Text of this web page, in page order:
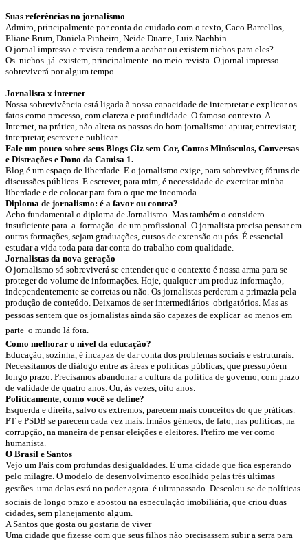
Suas referências no jornalismo
Admiro, principalmente por conta do cuidado com o texto, Caco Barcellos,
Eliane Brum, Daniela Pinheiro, Neide Duarte, Luiz Nachbin.
O jornal impresso e revista tendem a acabar ou existem nichos para eles?
Os nichos já existem, principalmente no meio revista. O jornal impresso
sobreviverá por algum tempo.
Jornalista x internet
Nossa sobrevivência está ligada à nossa capacidade de interpretar e explicar os
fatos como processo, com clareza e profundidade. O famoso contexto. A
Internet, na prática, não altera os passos do bom jornalismo: apurar, entrevistar,
interpretar, escrever e publicar.
Fale um pouco sobre seus Blogs Giz sem Cor, Contos Minúsculos, Conversas
e Distrações e Dono da Camisa 1.
Blog é um espaço de liberdade. E o jornalismo exige, para sobreviver, fóruns de
discussões públicas. E escrever, para mim, é necessidade de exercitar minha
liberdade e de colocar para fora o que me incomoda.
Diploma de jornalismo: é a favor ou contra?
Acho fundamental o diploma de Jornalismo. Mas também o considero
insuficiente para a formação de um profissional. O jornalista precisa pensar em
outras formações, sejam graduações, cursos de extensão ou pós. É essencial
estudar a vida toda para dar conta do trabalho com qualidade.
Jornalistas da nova geração
O jornalismo só sobreviverá se entender que o contexto é nossa arma para se
proteger do volume de informações. Hoje, qualquer um produz informação,
independentemente se corretas ou não. Os jornalistas perderam a primazia pela
produção de conteúdo. Deixamos de ser intermediários obrigatórios. Mas as
pessoas sentem que os jornalistas ainda são capazes de explicar  ao menos em
parte  o mundo lá fora.
Como melhorar o nível da educação?
Educação, sozinha, é incapaz de dar conta dos problemas sociais e estruturais.
Necessitamos de diálogo entre as áreas e políticas públicas, que pressupõem
longo prazo. Precisamos abandonar a cultura da política de governo, com prazo
de validade de quatro anos. Ou, às vezes, oito anos.
Politicamente, como você se define?
Esquerda e direita, salvo os extremos, parecem mais conceitos do que práticas.
PT e PSDB se parecem cada vez mais. Irmãos gêmeos, de fato, nas políticas, na
corrupção, na maneira de pensar eleições e eleitores. Prefiro me ver como
humanista.
O Brasil e Santos
Vejo um País com profundas desigualdades. E uma cidade que fica esperando
pelo milagre. O modelo de desenvolvimento escolhido pelas três últimas
gestões  uma delas está no poder agora  é ultrapassado. Descolou-se de políticas
sociais de longo prazo e apostou na especulação imobiliária, que criou duas
cidades, sem planejamento algum.
A Santos que gosta ou gostaria de viver
Uma cidade que fizesse com que seus filhos não precisassem subir a serra para